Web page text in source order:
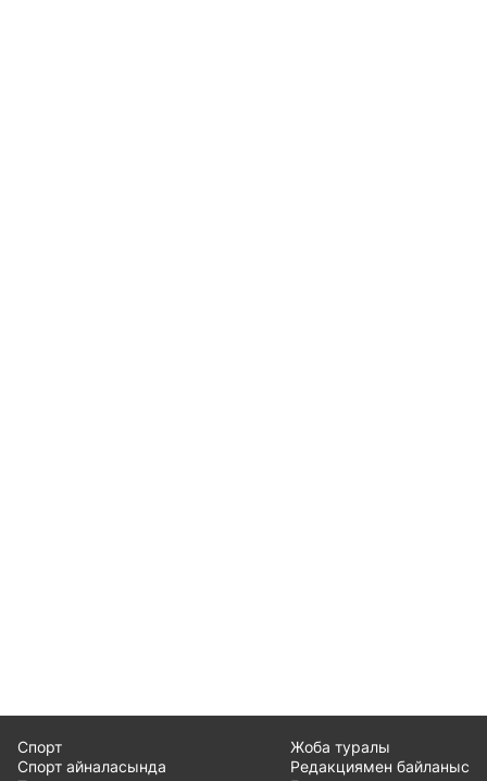
Спорт
Спорт айналасында
Жоба туралы
Редакциямен байланыс